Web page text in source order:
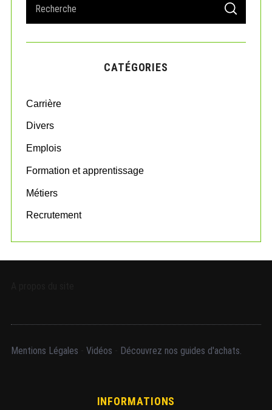
a
r
o
:
S
A
C
CATÉGORIES
Carrière
Divers
Emplois
Formation et apprentissage
Métiers
Recrutement
Mentions Légales Vidéos Découvrez nos guides d'achats.
INFORMATIONS